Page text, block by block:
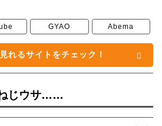
GYAO Abema
れるサイトをチェック！
じウサ……